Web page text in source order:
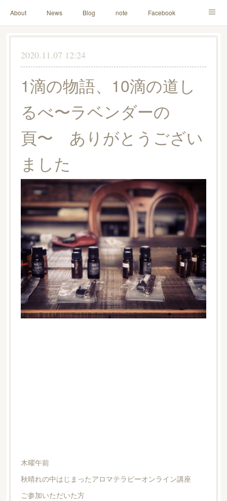
About News Blog note Facebook
Instagram Lesson Menu Schedule Contact
2020.11.07 12:24
1滴の物語、10滴の道し
るべ〜ラベンダーの
頁〜 ありがとうござい
ました
木曜午前
秋晴れの中はじまったアロマテラピーオンライン講座
ご参加いただいた方